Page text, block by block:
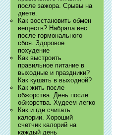
после зажора. Срывы на
диете.
Как восстановить обмен
веществ? Набрала вес
после гормонального
сбоя. Здоровое
похудение
Как выстроить
правильное питание в
выходные и праздники?
Как кушать в выходной?
Как жить после
обжорства. День после
обжорства. Худеем легко
Как и где считать
калории. Хороший
счетчик калорий на
каждый день